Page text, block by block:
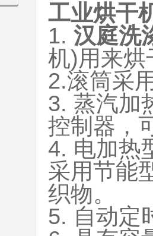
工业烘干
1. 汉庭洗
机)用来
2.滚筒采
3. 蒸汽加
控制器，
4. 电加热
采用节能
织物。
5. 自动定